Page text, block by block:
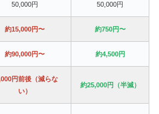
50,000円 50,000円
約15,000円〜 約750円〜
約90,000円〜 約4,500円
円前後（減らな
い）
約25,000円（半減）